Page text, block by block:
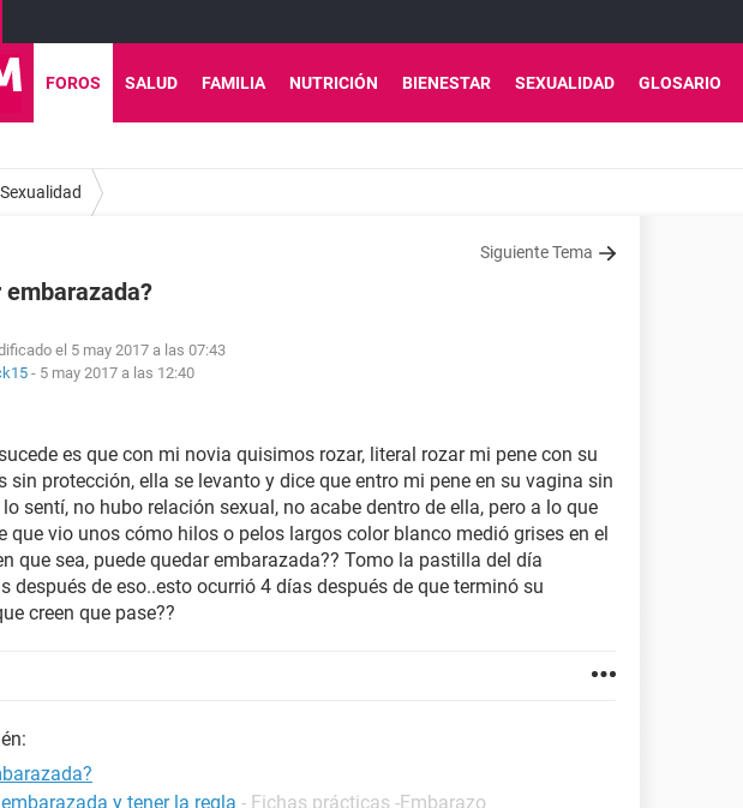
FOROS SALUD FAMILIA NUTRICIÓN BIENESTAR SEXUALIDAD GLOSARIO
Sexualidad
Siguiente Tema
el 5 may 2017 a las 07:43
- 5 may 2017 a las 12:40
es que con mi novia quisimos rozar, literal rozar mi pene con su
sin protección, ella se levanto y dice que entro mi pene en su vagina sin
sentí, no hubo relación sexual, no acabe dentro de ella, pero a lo que
que vio unos cómo hilos o pelos largos color blanco medió grises en el
que sea, puede quedar embarazada?? Tomo la pastilla del día
después de eso..esto ocurrió 4 días después de que terminó su
creen que pase??
y tener la regla - Fichas prácticas -Embarazo